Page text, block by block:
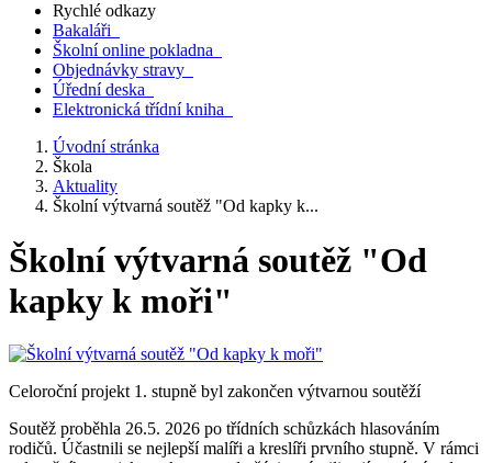
Rychlé odkazy
Bakaláři
Školní online pokladna
Objednávky stravy
Úřední deska
Elektronická třídní kniha
Úvodní stránka
Škola
Aktuality
Školní výtvarná soutěž "Od kapky k...
Školní výtvarná soutěž "Od
kapky k moři"
Celoroční projekt 1. stupně byl zakončen výtvarnou soutěží
Soutěž proběhla 26.5. 2026 po třídních schůzkách hlasováním
rodičů. Účastnili se nejlepší malíři a kreslíři prvního stupně. V rámci